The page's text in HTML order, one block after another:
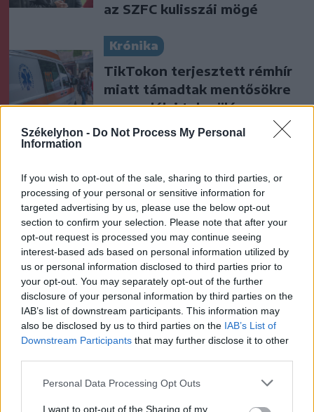
Székelyhon - Do Not Process My Personal
Information
If you wish to opt-out of the sale, sharing to third parties, or
processing of your personal or sensitive information for
targeted advertising by us, please use the below opt-out
section to confirm your selection. Please note that after your
opt-out request is processed you may continue seeing
interest-based ads based on personal information utilized by
us or personal information disclosed to third parties prior to
your opt-out. You may separately opt-out of the further
disclosure of your personal information by third parties on the
IAB’s list of downstream participants. This information may
also be disclosed by us to third parties on the IAB’s List of
Downstream Participants that may further disclose it to other
Personal Data Processing Opt Outs
I want to opt-out of the Sharing of my
az SZFC kulisszái mögé
Krónika
TikTokon terjesztett rémhír
miatt támadtak mentősökre
egy erdélyi településen
energiája segíthet a nehéz
pillanatokban
Nőileg
Virágkedvelő kislányból
„influenszer-füvesasszony”:
Gáspár Hajnal